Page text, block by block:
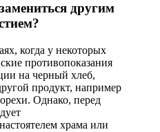
другим
когда у некоторых
противопоказания
на черный хлеб,
продукт, например
Однако, перед
храма или